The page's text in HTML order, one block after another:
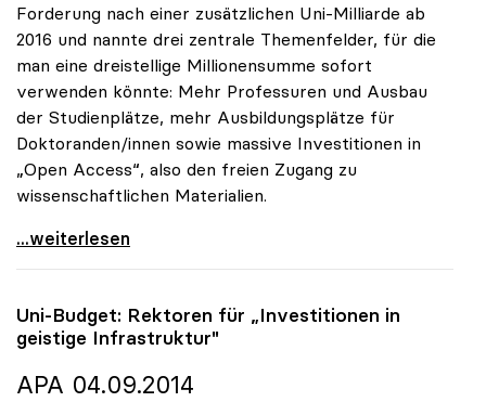
Forderung nach einer zusätzlichen Uni-Milliarde ab
2016 und nannte drei zentrale Themenfelder, für die
man eine dreistellige Millionensumme sofort
verwenden könnte: Mehr Professuren und Ausbau
der Studienplätze, mehr Ausbildungsplätze für
Doktoranden/innen sowie massive Investitionen in
„Open Access“, also den freien Zugang zu
wissenschaftlichen Materialien.
uniko will Investitionen in mehr Studienplätze,
...weiterlesen
Uni-Budget: Rektoren für „Investitionen in
geistige Infrastruktur"
APA 04.09.2014